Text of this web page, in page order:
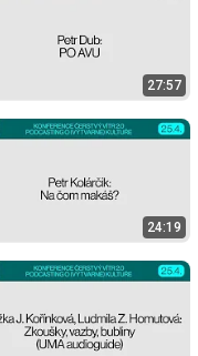
27:57
24:19